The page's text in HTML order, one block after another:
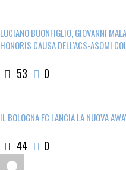
LUCIANO BUONFIGLIO, GIOVANNI
HONORIS CAUSA DELL’ACS-ASOMI
53 0
IL BOLOGNA FC LANCIA LA NUOVA
44 0